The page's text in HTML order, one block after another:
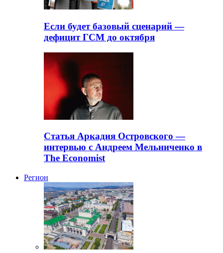
Если будет базовый сценарий —
дефицит ГСМ до октября
Статья Аркадия Островского —
интервью с Андреем Мельниченко в
The Economist
Регион